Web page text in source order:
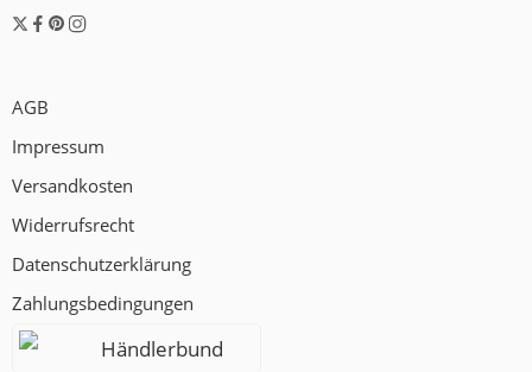
AGB
Impressum
Versandkosten
Widerrufsrecht
Datenschutzerklärung
Zahlungsbedingungen
Händlerbund